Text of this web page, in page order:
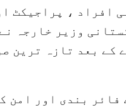
افراد ، پراجیکٹ
وزیر خارجہ
کے بعد تازہ ترین
فائر بندی اور امن